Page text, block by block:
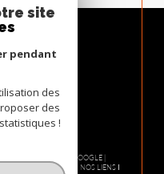
POWERED BY GOOGLE |
ADMIN
NOS LIENS
site
pendant
des
des
!